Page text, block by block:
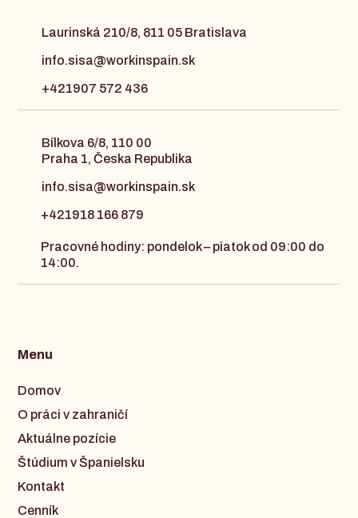
Laurinská 210/8, 811 05 Bratislava
info.sisa@workinspain.sk
+421907 572 436
Bílkova 6/8, 110 00
Praha 1, Česka Republika
info.sisa@workinspain.sk
+421918 166 879
Pracovné hodiny: pondelok – piatok od 09:00 do
14:00.
Menu
Domov
O práci v zahraničí
Aktuálne pozície
Štúdium v Španielsku
Kontakt
Cenník